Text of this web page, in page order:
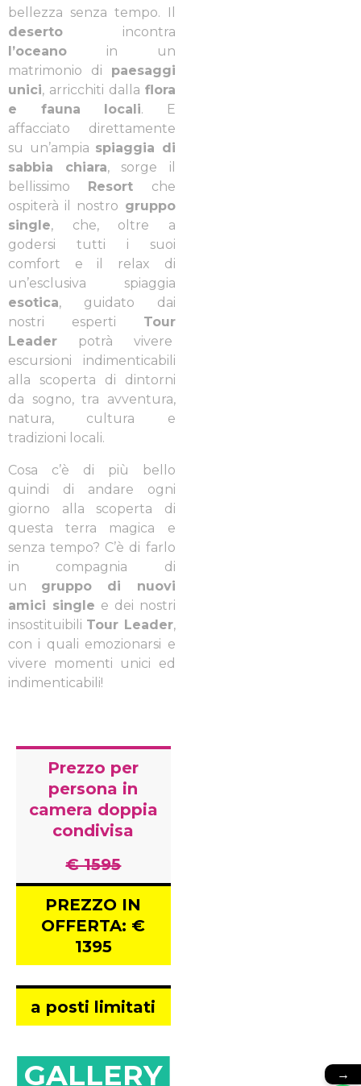
bellezza senza tempo. Il
deserto incontra
l’oceano in un
matrimonio di paesaggi
unici, arricchiti dalla flora
e fauna locali. E
affacciato direttamente
su un’ampia spiaggia di
sabbia chiara, sorge il
bellissimo Resort che
ospiterà il nostro gruppo
single, che, oltre a
godersi tutti i suoi
comfort e il relax di
un’esclusiva spiaggia
esotica, guidato dai
nostri esperti Tour
Leader potrà vivere
escursioni indimenticabili
alla scoperta di dintorni
da sogno, tra avventura,
natura, cultura e
tradizioni locali.
Cosa c’è di più bello
quindi di andare ogni
giorno alla scoperta di
questa terra magica e
senza tempo? C’è di farlo
in compagnia di
un gruppo di nuovi
amici single e dei nostri
insostituibili Tour Leader,
con i quali emozionarsi e
vivere momenti unici ed
indimenticabili!
Prezzo per
persona in
camera doppia
condivisa
€ 1595
PREZZO IN
OFFERTA: €
1395
a posti limitati
GALLERY →